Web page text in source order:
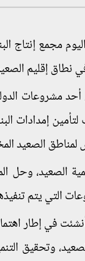
مجمع إنتاج
نطاق إقليم
أحد مشروعات
إمدادات
لمناطق الصعيد
الصعيد، وحل
التي يتم
في إطار
وتحقيق